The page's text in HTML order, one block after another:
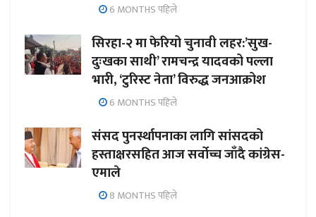
6 MONTHS पहिले
सिरहा-२ मा फेरियो चुनावी लहर:’सुख-
दुःखका साथी’ रामचन्द्र यादवको पल्ला
भारी, ‘टुरिस्ट नेता’ विरुद्ध जनआक्रोश
6 MONTHS पहिले
संसद पुनर्स्थापनाका लागि सांसदको
हस्ताक्षरसहित आज सर्वोच्च जाँदै कांग्रेस-
एमाले
8 MONTHS पहिले